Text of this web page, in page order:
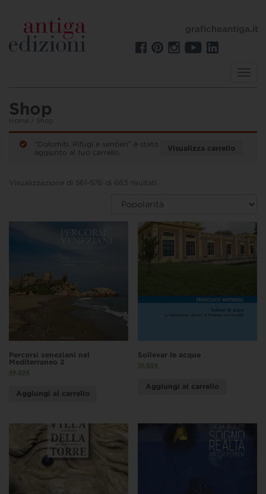
graficheantiga.it
Shop
Home / Shop
Visualizza carrello
“Dolomiti. Rifugi e sentieri” è stato
aggiunto al tuo carrello.
Visualizzazione di 561-576 di 663 risultati
Percorsi veneziani nel
Mediterraneo 2
49,00€
Aggiungi al carrello
Sollevar le acque
10,00€
Aggiungi al carrello